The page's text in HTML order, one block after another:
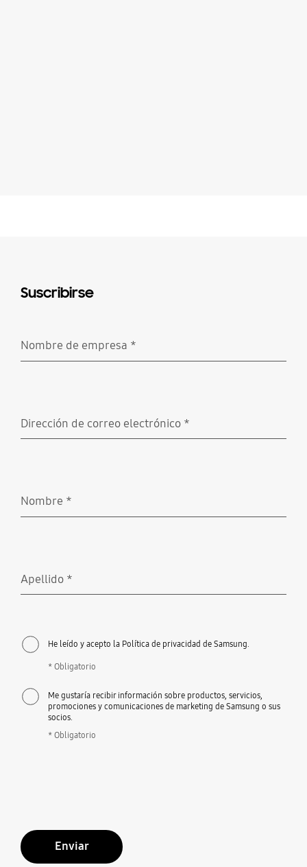
Suscribirse
Nombre de empresa *
Dirección de correo electrónico *
Nombre *
Apellido *
He leído y acepto la Política de privacidad de Samsung.
* Obligatorio
Me gustaría recibir información sobre productos, servicios,
promociones y comunicaciones de marketing de Samsung o sus
socios.
* Obligatorio
Enviar